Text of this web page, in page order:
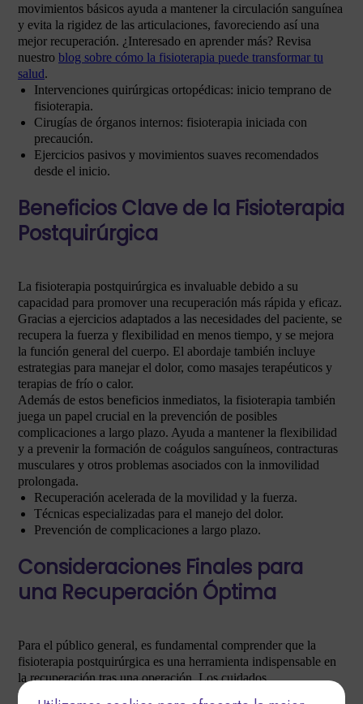
movimientos básicos ayuda a mantener la circulación sanguínea
y evita la rigidez de las articulaciones, favoreciendo así una
mejor recuperación. ¿Interesado en aprender más? Revisa
nuestro blog sobre cómo la fisioterapia puede transformar tu
salud.
Intervenciones quirúrgicas ortopédicas: inicio temprano de
fisioterapia.
Cirugías de órganos internos: fisioterapia iniciada con
precaución.
Ejercicios pasivos y movimientos suaves recomendados
desde el inicio.
Beneficios Clave de la Fisioterapia
Postquirúrgica
La fisioterapia postquirúrgica es invaluable debido a su
capacidad para promover una recuperación más rápida y eficaz.
Gracias a ejercicios adaptados a las necesidades del paciente, se
recupera la fuerza y flexibilidad en menos tiempo, y se mejora
la función general del cuerpo. El abordaje también incluye
estrategias para manejar el dolor, como masajes terapéuticos y
terapias de frío o calor.
Además de estos beneficios inmediatos, la fisioterapia también
juega un papel crucial en la prevención de posibles
complicaciones a largo plazo. Ayuda a mantener la flexibilidad
y a prevenir la formación de coágulos sanguíneos, contracturas
musculares y otros problemas asociados con la inmovilidad
prolongada.
Recuperación acelerada de la movilidad y la fuerza.
Técnicas especializadas para el manejo del dolor.
Prevención de complicaciones a largo plazo.
Consideraciones Finales para
una Recuperación Óptima
Para el público general, es fundamental comprender que la
fisioterapia postquirúrgica es una herramienta indispensable en
la recuperación tras una operación. Los cuidados
postoperatorios requieren un enfoque holístico y personalizado,